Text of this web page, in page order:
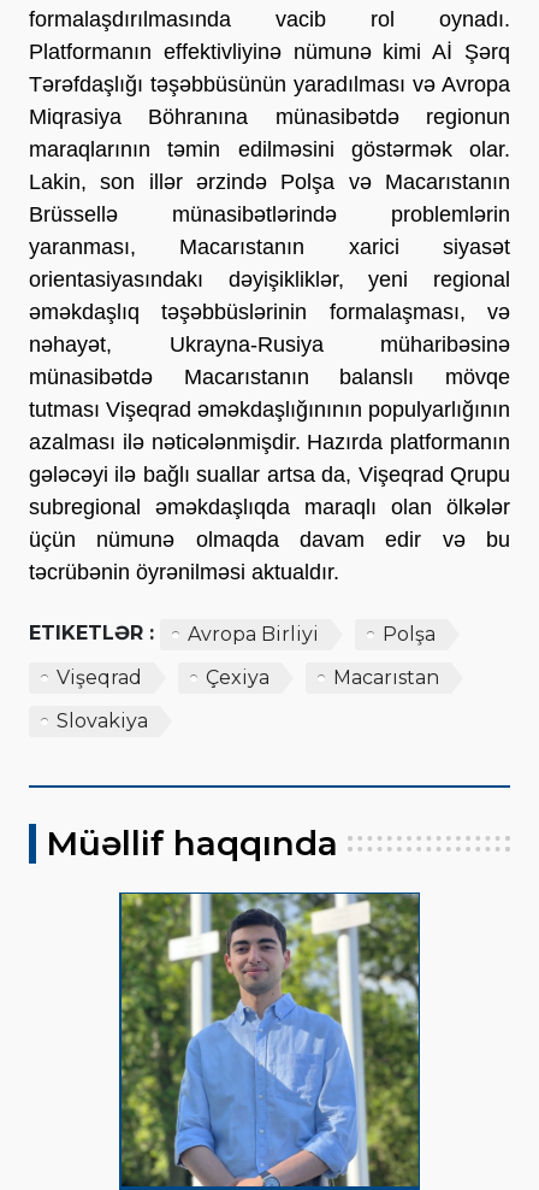
formalaşdırılmasında vacib rol oynadı.
Platformanın effektivliyinə nümunə kimi Aİ Şərq
Tərəfdaşlığı təşəbbüsünün yaradılması və Avropa
Miqrasiya Böhranına münasibətdə regionun
maraqlarının təmin edilməsini göstərmək olar.
Lakin, son illər ərzində Polşa və Macarıstanın
Brüssellə münasibətlərində problemlərin
yaranması, Macarıstanın xarici siyasət
orientasiyasındakı dəyişikliklər, yeni regional
əməkdaşlıq təşəbbüslərinin formalaşması, və
nəhayət, Ukrayna-Rusiya müharibəsinə
münasibətdə Macarıstanın balanslı mövqe
tutması Vişeqrad əməkdaşlığınının populyarlığının
azalması ilə nəticələnmişdir. Hazırda platformanın
gələcəyi ilə bağlı suallar artsa da, Vişeqrad Qrupu
subregional əməkdaşlıqda maraqlı olan ölkələr
üçün nümunə olmaqda davam edir və bu
təcrübənin öyrənilməsi aktualdır.
ETIKETLƏR : Avropa Birliyi
Polşa
Vişeqrad
Çexiya
Macarıstan
Slovakiya
Müəllif haqqında